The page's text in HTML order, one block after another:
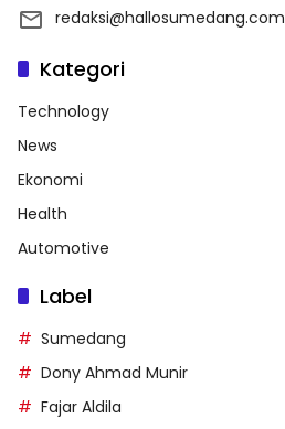
redaksi@hallosumedang.com
Kategori
Technology
News
Ekonomi
Health
Automotive
Label
Sumedang
Dony Ahmad Munir
Fajar Aldila